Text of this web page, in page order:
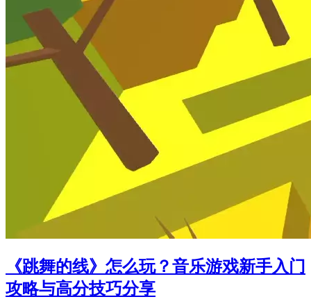
《跳舞的线》怎么玩？音乐游戏新手入门
攻略与高分技巧分享